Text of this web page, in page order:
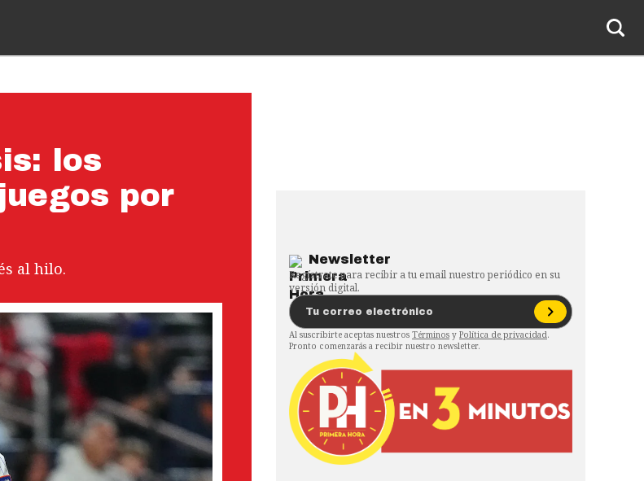
los
por
al hilo.
Newsletter
Regístrate para recibir a tu email nuestro periódico en su
versión digital.
Al suscribirte aceptas nuestros Términos y Política de privacidad.
Pronto comenzarás a recibir nuestro newsletter.